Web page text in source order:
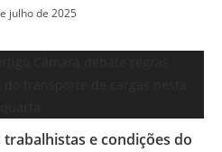
julho de 2025
e condições do